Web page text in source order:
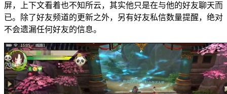
屏，上下文看着也不知所云，其实他只是在与他的好友聊天而
已。除了好友频道的更新之外，另有好友私信数量提醒，绝对
不会遗漏任何好友的信息。